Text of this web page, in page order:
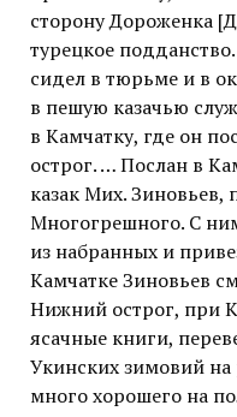
сторону Дороженка
турецкое
сидел в тюрьме и в
в пешую казачью
в Камчатку, где он
острог. … Послан в
казак Мих.
Многогрешного. С
из набранных и
Камчатке Зиновьев
Нижний острог, при
ясачные книги,
Укинских зимовий
много хорошего на